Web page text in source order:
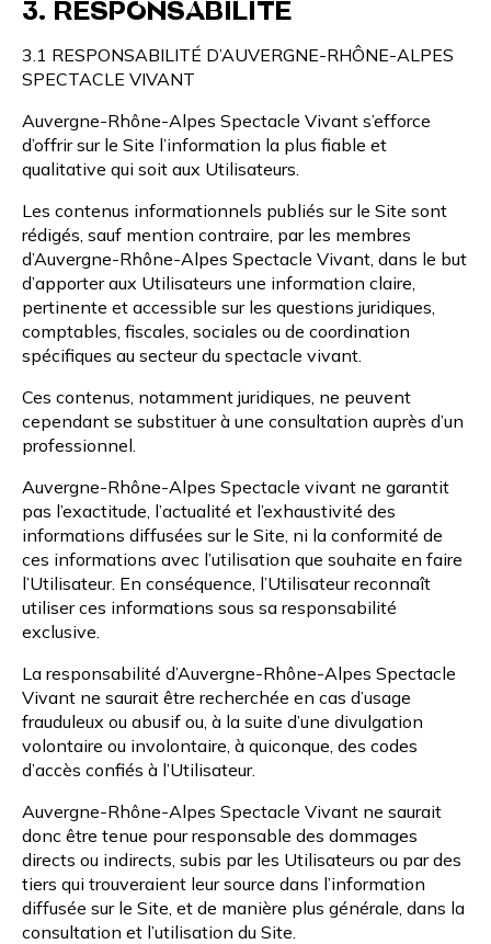
3. RESPONSABILITÉ
3.1 RESPONSABILITÉ D’AUVERGNE-RHÔNE-ALPES
SPECTACLE VIVANT
Auvergne-Rhône-Alpes Spectacle Vivant s’efforce
d’offrir sur le Site l’information la plus fiable et
qualitative qui soit aux Utilisateurs.
Les contenus informationnels publiés sur le Site sont
rédigés, sauf mention contraire, par les membres
d’Auvergne-Rhône-Alpes Spectacle Vivant, dans le but
d’apporter aux Utilisateurs une information claire,
pertinente et accessible sur les questions juridiques,
comptables, fiscales, sociales ou de coordination
spécifiques au secteur du spectacle vivant.
Ces contenus, notamment juridiques, ne peuvent
cependant se substituer à une consultation auprès d’un
professionnel.
Auvergne-Rhône-Alpes Spectacle vivant ne garantit
pas l’exactitude, l’actualité et l’exhaustivité des
informations diffusées sur le Site, ni la conformité de
ces informations avec l’utilisation que souhaite en faire
l’Utilisateur. En conséquence, l’Utilisateur reconnaît
utiliser ces informations sous sa responsabilité
exclusive.
La responsabilité d’Auvergne-Rhône-Alpes Spectacle
Vivant ne saurait être recherchée en cas d’usage
frauduleux ou abusif ou, à la suite d’une divulgation
volontaire ou involontaire, à quiconque, des codes
d’accès confiés à l’Utilisateur.
Auvergne-Rhône-Alpes Spectacle Vivant ne saurait
donc être tenue pour responsable des dommages
directs ou indirects, subis par les Utilisateurs ou par des
tiers qui trouveraient leur source dans l’information
diffusée sur le Site, et de manière plus générale, dans la
consultation et l’utilisation du Site.